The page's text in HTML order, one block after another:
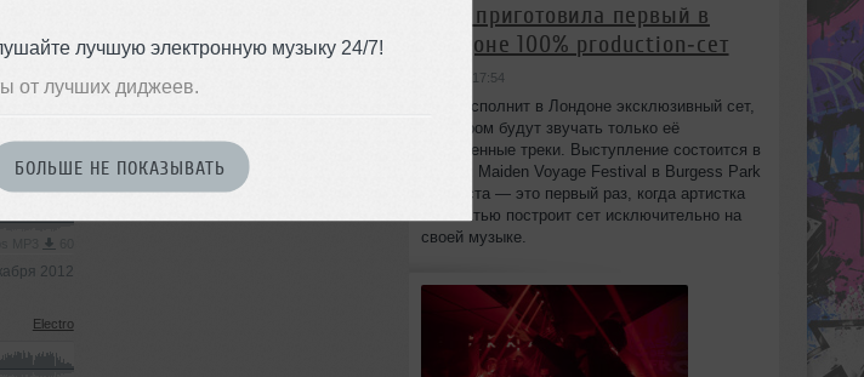
лучшую электронную музыку 24/7!
от лучших диджеев.
БОЛЬШЕ НЕ ПОКАЗЫВАТЬ
MP3 49
Electro
2012
Electro
HAAi приготовила первый в
Лондоне 100% production‑сет
вчера в 17:54
HAAi исполнит в Лондоне эксклюзивный сет,
в котором будут звучать только её
собственные треки. Выступление состоится в
рамках Maiden Voyage Festival в Burgess Park
8 августа — это первый раз, когда артистка
полностью построит сет исключительно на
своей музыке.